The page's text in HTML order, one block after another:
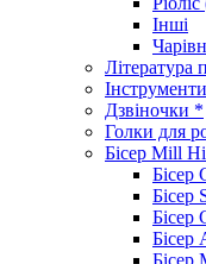
Інші
Література
Інструменти
Дзвіночки *
Голки для
Бісер Mill
Бісер
Бісер
Бісер
Бісер
Бісер